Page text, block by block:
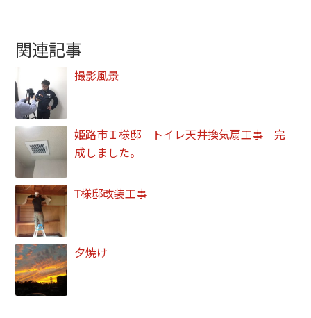
関連記事
撮影風景
姫路市Ｉ様邸 トイレ天井換気扇工事 完
成しました。
T様邸改装工事
夕焼け